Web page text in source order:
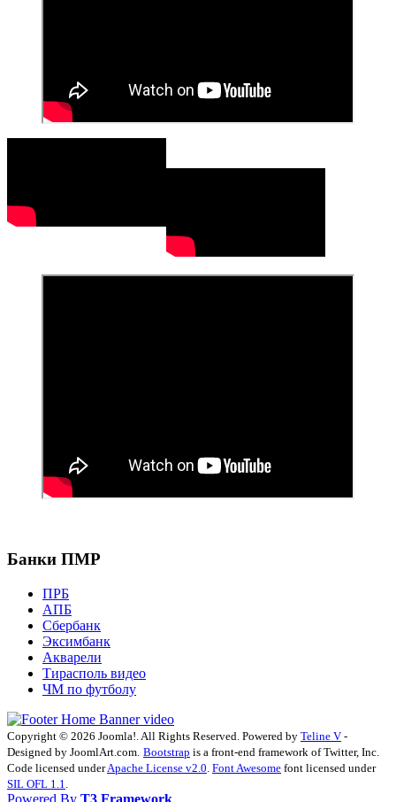
Банки ПМР
ПРБ
АПБ
Сбербанк
Эксимбанк
Акварели
Тирасполь видео
ЧМ по футболу
Copyright © 2026 Joomla!. All Rights Reserved. Powered by Teline V -
Designed by JoomlArt.com. Bootstrap is a front-end framework of Twitter, Inc.
Code licensed underApache License v2.0 Font Awesome font licensed under
SIL OFL 1.1
Powered By T3 Framework